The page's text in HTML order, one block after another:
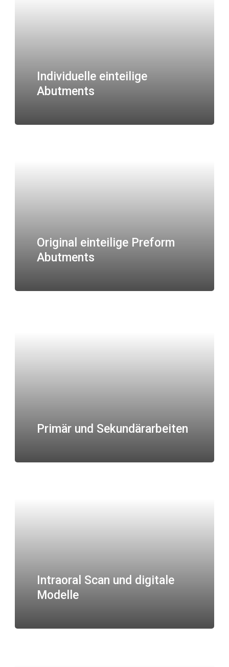
Individuelle einteilige
Abutments
Original einteilige Preform
Abutments
Primär und Sekundärarbeiten
Intraoral Scan und digitale
Modelle